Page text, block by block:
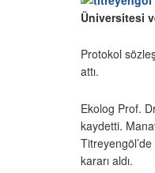
Üniversitesi
Protokol
attı.
Ekolog Prof.
kaydetti.
kararı aldı.